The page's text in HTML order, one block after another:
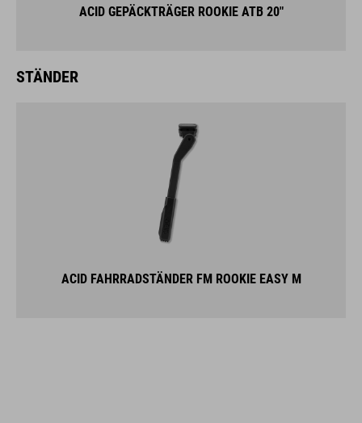
ACID GEPÄCKTRÄGER ROOKIE ATB 20"
STÄNDER
ACID FAHRRADSTÄNDER FM ROOKIE EASY M